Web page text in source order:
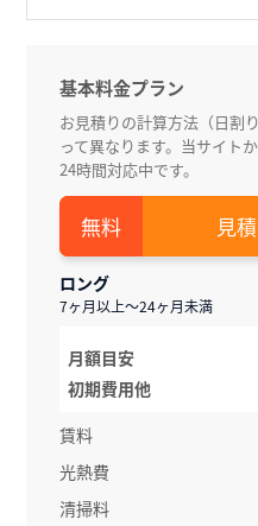
基本料金プラン
お見積りの計算方法（日割
って異なります。当サイト
24時間対応中です。
見
ロング
7ヶ月以上～24ヶ月未満
月額目安
初期費用他
賃料
光熱費
清掃料